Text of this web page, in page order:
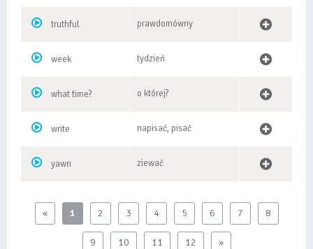
truthful prawdomówny
week tydzień
what time? o której?
write napisać, pisać
yawn ziewać
« 1 2 3 4 5 6 7 8
9 10 11 12 »